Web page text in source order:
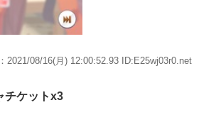
：2021/08/16(月) 12:00:52.93 ID:E25wj03r0.net
チケットx3